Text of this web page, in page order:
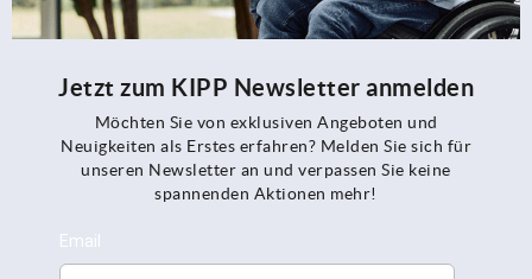
Jetzt zum KIPP Newsletter anmelden
Möchten Sie von exklusiven Angeboten und
Neuigkeiten als Erstes erfahren? Melden Sie sich für
unseren Newsletter an und verpassen Sie keine
spannenden Aktionen mehr!